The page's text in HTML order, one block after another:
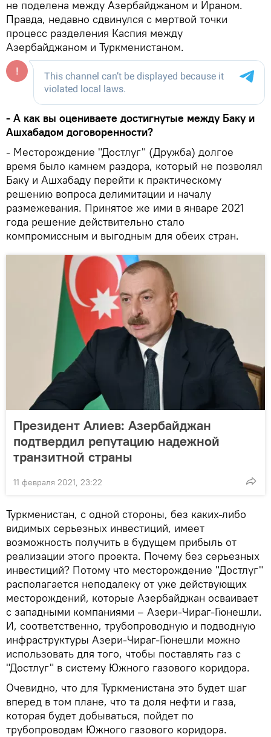
не поделена между Азербайджаном и Ираном.
Правда, недавно сдвинулся с мертвой точки
процесс разделения Каспия между
Азербайджаном и Туркменистаном.
- А как вы оцениваете достигнутые между Баку и
Ашхабадом договоренности?
- Месторождение "Достлуг" (Дружба) долгое
время было камнем раздора, который не позволял
Баку и Ашхабаду перейти к практическому
решению вопроса делимитации и началу
размежевания. Принятое же ими в январе 2021
года решение действительно стало
компромиссным и выгодным для обеих стран.
Президент Алиев: Азербайджан
подтвердил репутацию надежной
транзитной страны
11 февраля 2021, 23:22
Туркменистан, с одной стороны, без каких-либо
видимых серьезных инвестиций, имеет
возможность получить в будущем прибыль от
реализации этого проекта. Почему без серьезных
инвестиций? Потому что месторождение "Достлуг"
располагается неподалеку от уже действующих
месторождений, которые Азербайджан осваивает
с западными компаниями – Азери-Чираг-Гюнешли.
И, соответственно, трубопроводную и подводную
инфраструктуры Азери-Чираг-Гюнешли можно
использовать для того, чтобы поставлять газ с
"Достлуг" в систему Южного газового коридора.
Очевидно, что для Туркменистана это будет шаг
вперед в том плане, что та доля нефти и газа,
которая будет добываться, пойдет по
трубопроводам Южного газового коридора.